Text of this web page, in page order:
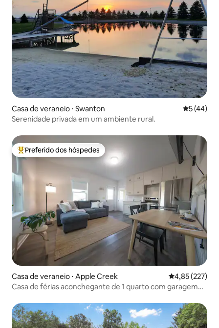
Casa de veraneio ⋅ Swanton 5 de uma
5 (44)
Serenidade privada em um ambiente rural.
Entre os melhores preferidos dos hóspedes
Preferido dos hóspedes
Casa de veraneio ⋅ Apple Creek 4,85 de uma
4,85 (227)
Casa de férias aconchegante de 1 quarto com garagem